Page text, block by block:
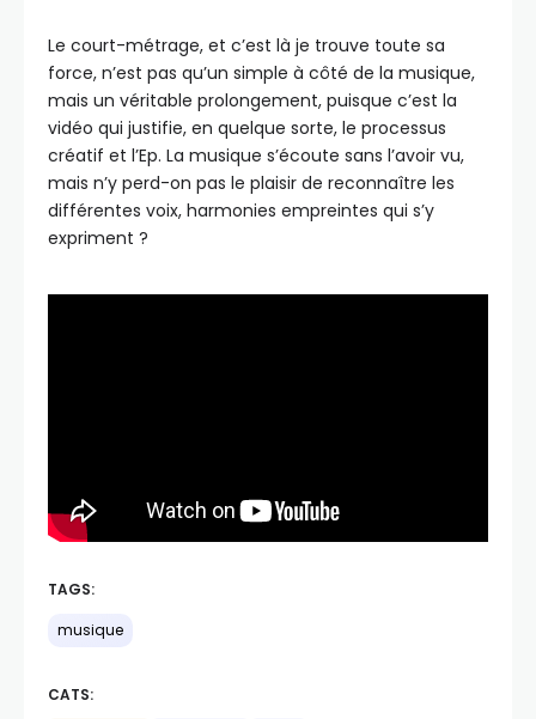
Le court-métrage, et c’est là je trouve toute sa
force, n’est pas qu’un simple à côté de la musique,
mais un véritable prolongement, puisque c’est la
vidéo qui justifie, en quelque sorte, le processus
créatif et l’Ep. La musique s’écoute sans l’avoir vu,
mais n’y perd-on pas le plaisir de reconnaître les
différentes voix, harmonies empreintes qui s’y
expriment ?
TAGS:
musique
CATS: